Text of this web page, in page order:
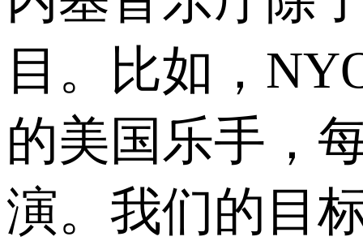
目。比如，
的美国乐手，
演。我们的目